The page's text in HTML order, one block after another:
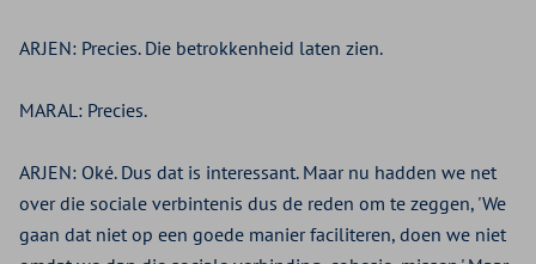
ARJEN: Precies. Die betrokkenheid laten zien.
MARAL: Precies.
ARJEN: Oké. Dus dat is interessant. Maar nu hadden we net
over die sociale verbintenis dus de reden om te zeggen, 'We
gaan dat niet op een goede manier faciliteren, doen we niet